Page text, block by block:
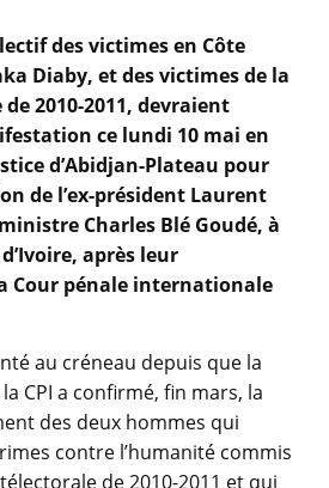
des victimes en Côte
Diaby, et des victimes de la
2010-2011, devraient
ce lundi 10 mai en
d’Abidjan-Plateau pour
de l’ex-président Laurent
Charles Blé Goudé, à
après leur
Cour pénale internationale
au créneau depuis que la
CPI a confirmé, fin mars, la
des deux hommes qui
contre l’humanité commis
de 2010-2011 et qui